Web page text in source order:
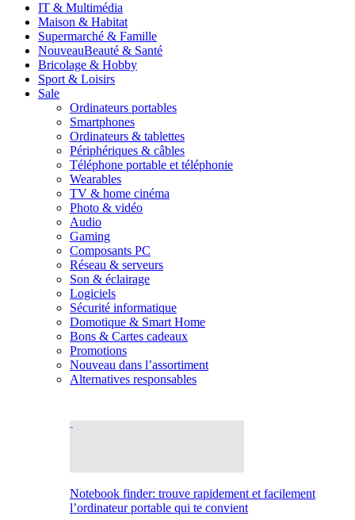
IT & Multimédia
Maison & Habitat
Supermarché & Famille
NouveauBeauté & Santé
Bricolage & Hobby
Sport & Loisirs
Sale
Ordinateurs portables
Smartphones
Ordinateurs & tablettes
Périphériques & câbles
Téléphone portable et téléphonie
Wearables
TV & home cinéma
Photo & vidéo
Audio
Gaming
Composants PC
Réseau & serveurs
Son & éclairage
Logiciels
Sécurité informatique
Domotique & Smart Home
Bons & Cartes cadeaux
Promotions
Nouveau dans l’assortiment
Alternatives responsables
Notebook finder: trouve rapidement et facilement
l’ordinateur portable qui te convient